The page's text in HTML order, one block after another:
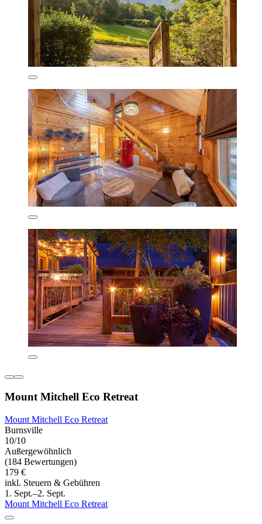
Mount Mitchell Eco Retreat
Mount Mitchell Eco Retreat
Burnsville
10/10
Außergewöhnlich
(184 Bewertungen)
179 €
inkl. Steuern & Gebühren
1. Sept.–2. Sept.
Mount Mitchell Eco Retreat